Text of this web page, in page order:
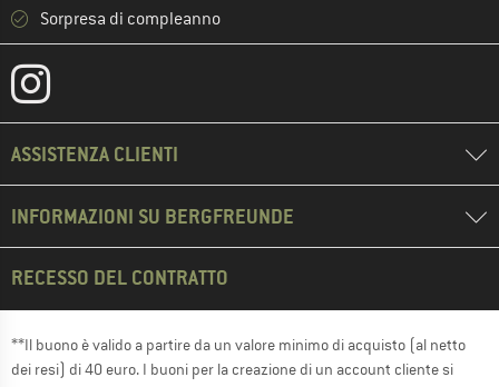
Sorpresa di compleanno
ASSISTENZA CLIENTI
INFORMAZIONI SU BERGFREUNDE
RECESSO DEL CONTRATTO
**Il buono è valido a partire da un valore minimo di acquisto (al netto
dei resi) di 40 euro. I buoni per la creazione di un account cliente si